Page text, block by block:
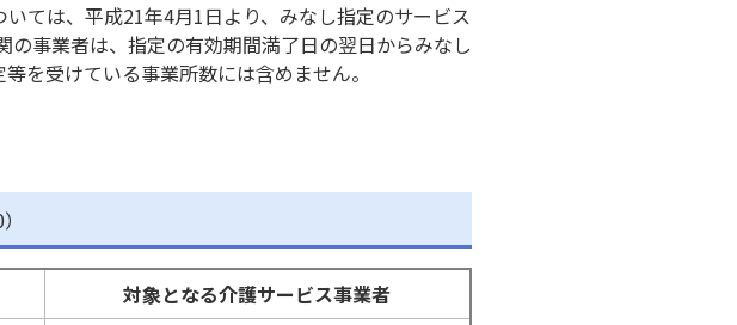
ては、平成21年4月1日より、みなし指定のサービス
事業者は、指定の有効期間満了日の翌日からみなし
を受けている事業所数には含めません。
対象となる介護サービス事業者